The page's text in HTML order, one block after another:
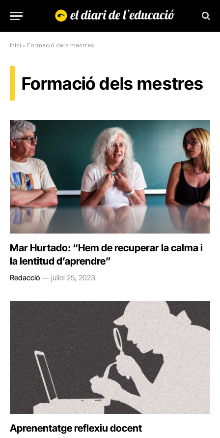
Inici » Formació dels mestres
Formació dels mestres
Mar Hurtado: “Hem de recuperar la calma i
la lentitud d’aprendre”
Redacció juliol 25, 2023
Aprenentatge reflexiu docent